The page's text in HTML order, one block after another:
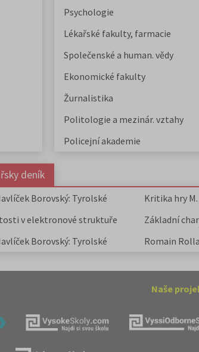
Psychologie
Lékařské fakulty, farmacie
Společenské a human. vědy
Ekonomické fakulty
Žurnalistika
Politologie a mezinár. vztahy
Policejní akademie
deník
Borovský: Tyrolské
Kritika hry
v elektronové struktuře
Základní
a geografie
Borovský: Tyrolské
Romain
Naše